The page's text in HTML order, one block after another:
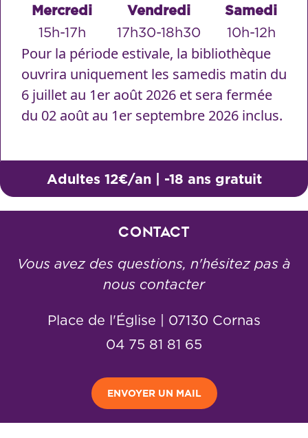
Mercredi Vendredi
Samedi
15h-17h
17h30-18h30 10h-12h
Pour la période estivale, la bibliothèque
ouvrira uniquement les samedis matin du
6 juillet au 1er août 2026 et sera fermée
du 02 août au 1er septembre 2026 inclus.
Adultes 12€/an | -18 ans gratuit
Contact
Vous avez des questions, n'hésitez pas à
nous contacter
Place de l'Église | 07130 Cornas
04 75 81 81 65
ENVOYER UN MAIL